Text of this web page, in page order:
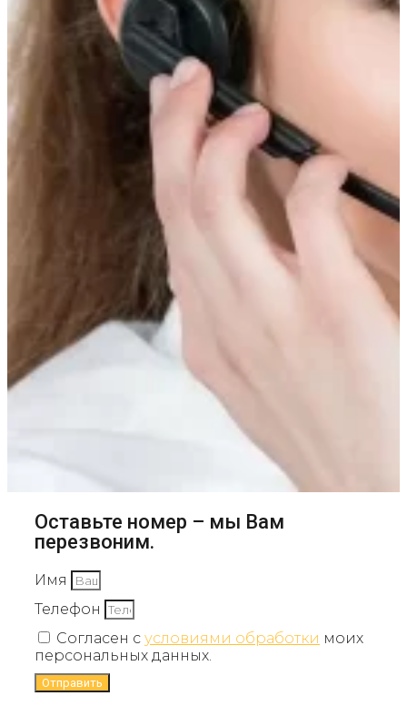
Оставьте номер – мы Вам
перезвоним.
Имя
Телефон
Согласен с условиями обработки моих
персональных данных.
Отправить